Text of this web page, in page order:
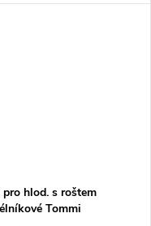
hlod. s roštem
Tommi